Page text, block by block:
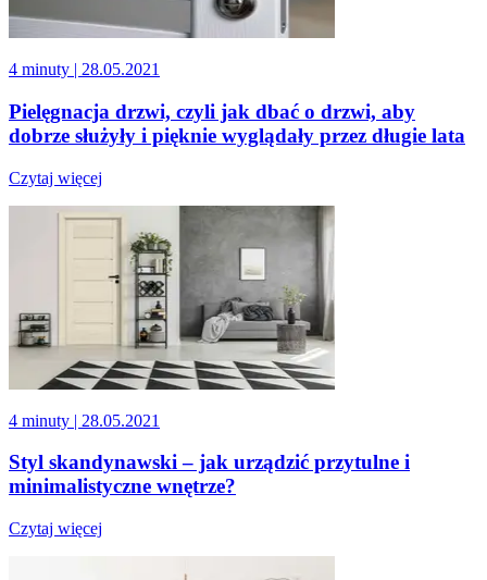
4 minuty | 28.05.2021
Pielęgnacja drzwi, czyli jak dbać o drzwi, aby
dobrze służyły i pięknie wyglądały przez długie lata
Czytaj więcej
4 minuty | 28.05.2021
Styl skandynawski – jak urządzić przytulne i
minimalistyczne wnętrze?
Czytaj więcej